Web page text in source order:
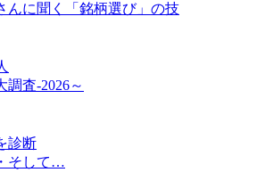
んに聞く「銘柄選び」の技
調査-2026～
診断
そして…